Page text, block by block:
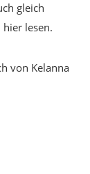
gleich
lesen.
von Kelanna